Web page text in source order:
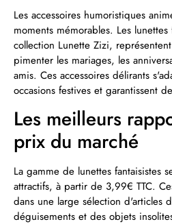
Les accessoires humoristiques
moments mémorables. Les
collection Lunette Zizi,
pimenter les mariages, les
amis. Ces accessoires délirants
occasions festives et garantissent
Les meilleurs
prix du marché
La gamme de lunettes fantaisistes
attractifs, à partir de 3,99€ TTC.
dans une large sélection d'articles
déguisements et des objets